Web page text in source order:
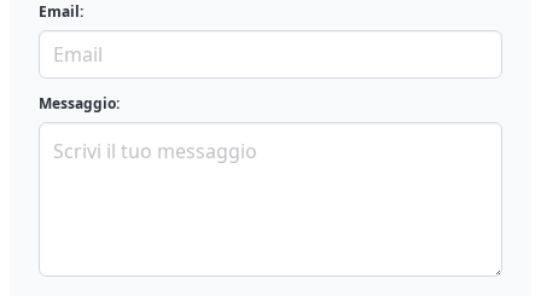
Email:
Messaggio: